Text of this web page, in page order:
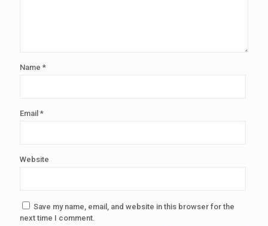
Name *
Email *
Website
Save my name, email, and website in this browser for the
next time I comment.